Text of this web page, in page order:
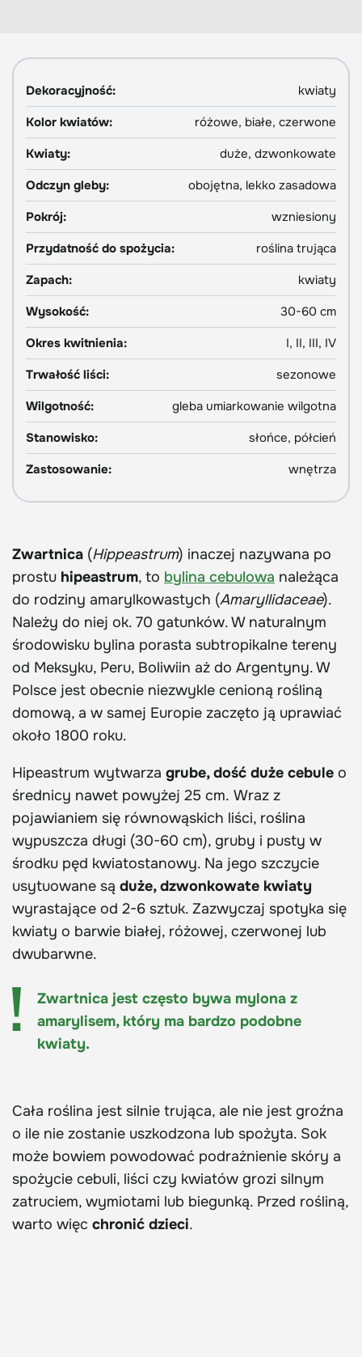
Dekoracyjność:
kwiaty
Kolor kwiatów:
różowe, białe, czerwone
Kwiaty:
duże, dzwonkowate
Odczyn gleby:
obojętna, lekko zasadowa
Pokrój:
wzniesiony
Przydatność do spożycia:
roślina trująca
Zapach:
kwiaty
Wysokość:
30-60 cm
Okres kwitnienia:
I, II, III, IV
Trwałość liści:
sezonowe
Wilgotność:
gleba umiarkowanie wilgotna
Stanowisko:
słońce, półcień
Zastosowanie:
wnętrza
Zwartnica (Hippeastrum) inaczej nazywana po
prostu hipeastrum, to bylina cebulowa należąca
do rodziny amarylkowastych (Amaryllidaceae).
Należy do niej ok. 70 gatunków. W naturalnym
środowisku bylina porasta subtropikalne tereny
od Meksyku, Peru, Boliwiin aż do Argentyny. W
Polsce jest obecnie niezwykle cenioną rośliną
domową, a w samej Europie zaczęto ją uprawiać
około 1800 roku.
Hipeastrum wytwarza grube, dość duże cebule o
średnicy nawet powyżej 25 cm. Wraz z
pojawianiem się równowąskich liści, roślina
wypuszcza długi (30-60 cm), gruby i pusty w
środku pęd kwiatostanowy. Na jego szczycie
usytuowane są duże, dzwonkowate kwiaty
wyrastające od 2-6 sztuk. Zazwyczaj spotyka się
kwiaty o barwie białej, różowej, czerwonej lub
dwubarwne.
Zwartnica jest często bywa mylona z
amarylisem, który ma bardzo podobne
kwiaty.
Cała roślina jest silnie trująca, ale nie jest groźna
o ile nie zostanie uszkodzona lub spożyta. Sok
może bowiem powodować podrażnienie skóry a
spożycie cebuli, liści czy kwiatów grozi silnym
zatruciem, wymiotami lub biegunką. Przed rośliną,
warto więc chronić dzieci.